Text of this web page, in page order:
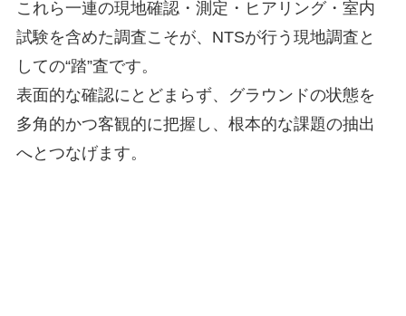
これら一連の現地確認・測定・ヒアリング・室内
試験を含めた調査こそが、NTSが行う現地調査と
しての“踏”査です。
表面的な確認にとどまらず、グラウンドの状態を
多角的かつ客観的に把握し、根本的な課題の抽出
へとつなげます。